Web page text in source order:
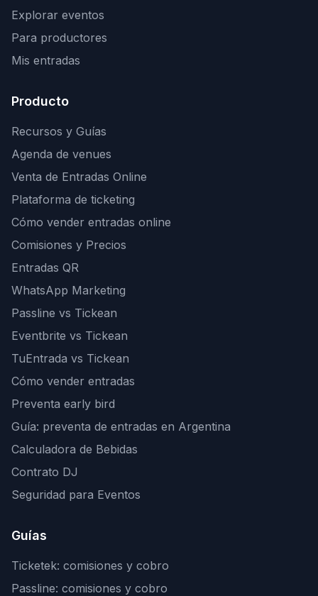
Explorar eventos
Para productores
Mis entradas
Producto
Recursos y Guías
Agenda de venues
Venta de Entradas Online
Plataforma de ticketing
Cómo vender entradas online
Comisiones y Precios
Entradas QR
WhatsApp Marketing
Passline vs Tickean
Eventbrite vs Tickean
TuEntrada vs Tickean
Cómo vender entradas
Preventa early bird
Guía: preventa de entradas en Argentina
Calculadora de Bebidas
Contrato DJ
Seguridad para Eventos
Guías
Ticketek: comisiones y cobro
Passline: comisiones y cobro